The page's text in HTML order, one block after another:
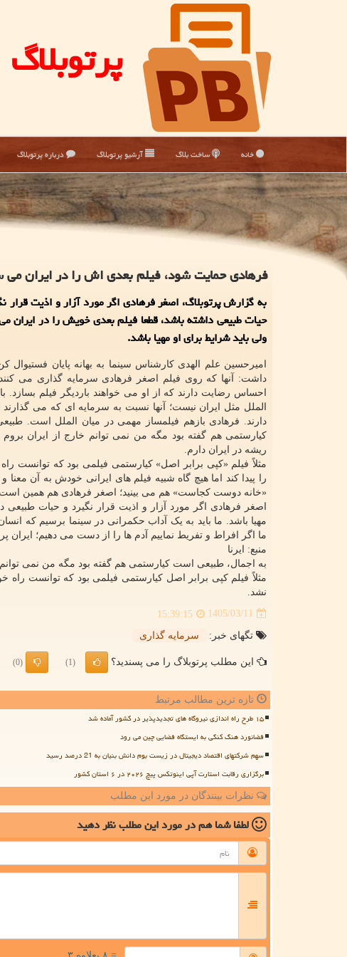
پرتوبلاگ
خانه ساخت بلاگ آرشیو پرتوبلاگ درباره پرتوبلاگ
فرهادی حمایت شود، فیلم بعدی اش را در ایران می
به گزارش پرتوبلاگ، اصغر فرهادی اگر مورد آزار و اذیت قرار
حیات طبیعی داشته باشد، قطعا فیلم بعدی خویش را در ایران
ولی باید شرایط برای او مهیا باشد.
امیرحسین علم الهدی کارشناس سینما به بهانه پایان فستیوال
داشت: آنها که روی فیلم اصغر فرهادی سرمایه گذاری می
احساس رضایت دارند که از او می خواهند باردیگر فیلم بسازد.
الملل مثل ایران نیست؛ آنها نسبت به سرمایه ای که می گذارند
دارند. فرهادی بازهم فیلمساز مهمی در میان الملل است.
کیارستمی هم گفته بود مگه من نمی توانم خارج از ایران بروم
ریشه در ایران دارم.
مثلاً فیلم «کپی برابر اصل» کیارستمی فیلمی بود که توانست
را پیدا کند اما هیچ گاه شبیه فیلم های ایرانی خودش به آن
«خانه دوست کجاست» هم می بینید؛ اصغر فرهادی هم همین است؛
اصغر فرهادی اگر مورد آزار و اذیت قرار نگیرد و حیات
مهیا باشد. ما باید به یک آداب حکمرانی در سینما برسیم که
ما اگر افراط و تفریط نماییم آدم ها را از دست می دهیم؛
منبع: ایرنا
به اجمال، طبیعی است کیارستمی هم گفته بود مگه من نمی توانم
مثلاً فیلم کپی برابر اصل کیارستمی فیلمی بود که توانست راه
نشد.
1405/03/11
15:39:15
تگهای خبر: سرمایه گذاری
این مطلب پرتوبلاگ را می پسندید؟ (1)
(0)
تازه ترین مطالب مرتبط
۱۵ طرح راه اندازی نیروگاه های تجدیدپذیر در کشور آماده شد
فضانورد هنگ کنگی به ایستگاه فضایی چین می رود
سهم شرکتهای اقتصاد دیجیتال در زیست بوم دانش بنیان به 21 درصد رسید
برگزاری رقابت استارت آپی اینوتکس پیچ ۲۰۲۶ در ۶ استان کشور
نظرات بینندگان در مورد این مطلب
لطفا شما همدر مورد این مطلبنظر دهید